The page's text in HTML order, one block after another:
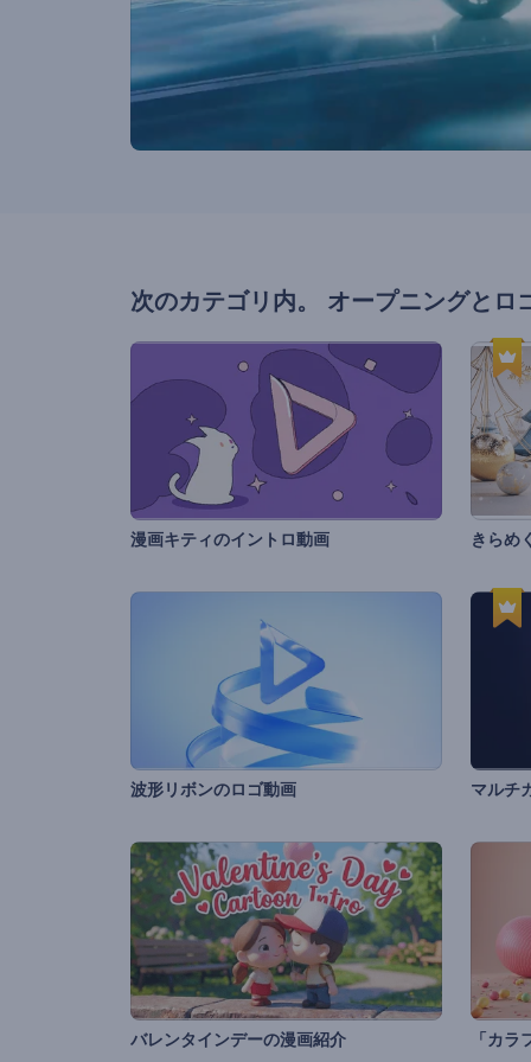
次のカテゴリ内。 オープニングとロ
漫画キティのイントロ動画
波形リボンのロゴ動画 マルチ
バレンタインデーの漫画紹介